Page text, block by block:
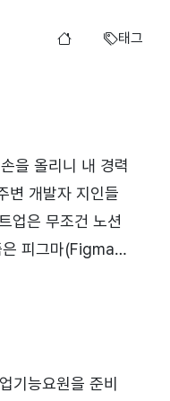
태그
을 올리니 내 경력
변 개발자 지인들
업은 무조건 노션
피그마(Figma)
기능요원을 준비